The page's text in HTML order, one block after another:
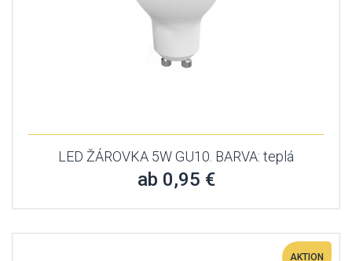
LED ŽÁROVKA 5W GU10. BARVA: teplá
ab 0,95 €
AKTION